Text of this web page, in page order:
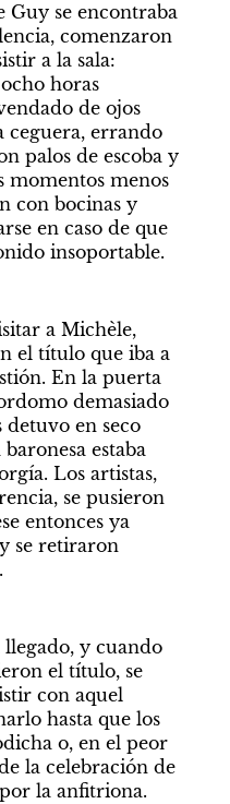
Guy se encontraba
comenzaron
a la sala:
horas
de ojos
ceguera, errando
palos de escoba y
momentos menos
con bocinas y
en caso de que
insoportable.
a Michèle,
el título que iba a
En la puerta
demasiado
detuvo en seco
estaba
Los artistas,
se pusieron
entonces ya
se retiraron
y cuando
el título, se
con aquel
hasta que los
o, en el peor
la celebración de
la anfitriona.